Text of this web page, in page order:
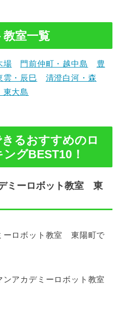
室一覧
場 門前仲町・越中島
豊
雲・辰巳
清澄白河・森
東大島
るおすすめのロ
グBEST10！
ミーロボット教室 東
ーロボット教室 東陽町で
アカデミーロボット教室